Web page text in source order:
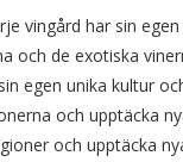
vingård har sin
och de exotiska
egen unika kultur
och upptäcka
och upptäcka